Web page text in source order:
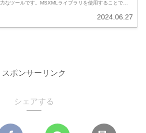
力なツールです。MSXMLライブラリを使用することで、
2024.06.27
スポンサーリンク
シェアする